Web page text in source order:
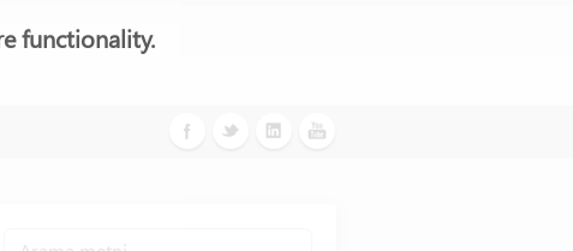
functionality.